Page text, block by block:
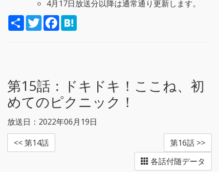
4月17日放送分以降は通常通り更新します。
S
h
T
w
F
a
第15話： ドキドキ！ここね、初
めてのピクニック！
放送日：2022年06月19日
<< 第14話
第16話 >>
各話付随データ